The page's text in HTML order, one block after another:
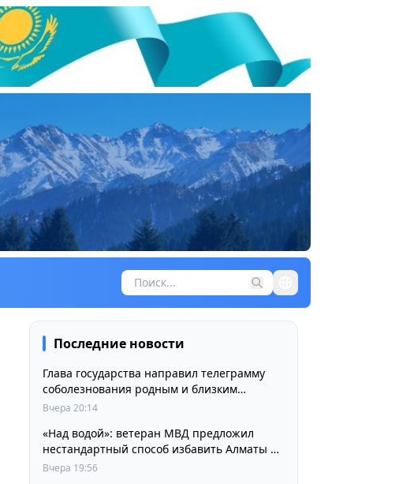
Последние новости
Глава государства направил телеграмму
соболезнования родным и близким
выдающегося кинорежиссера Ардака
Вчера 20:14
«Над водой»: ветеран МВД предложил
нестандартный способ избавить Алматы от
пробок и смога
Вчера 19:56